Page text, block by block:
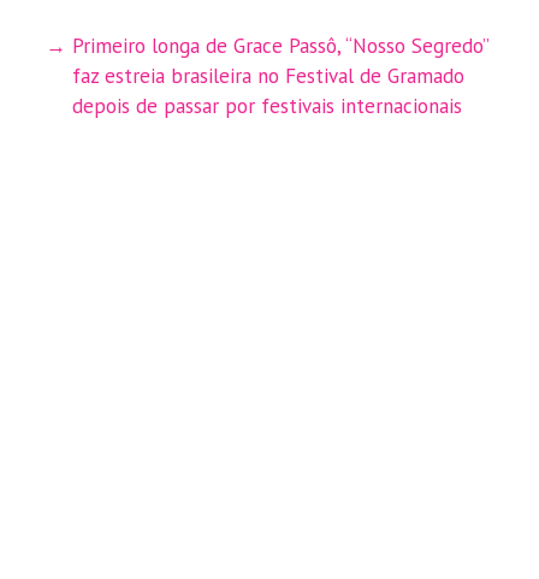
Primeiro longa de Grace Passô, “Nosso Segredo”
faz estreia brasileira no Festival de Gramado
depois de passar por festivais internacionais